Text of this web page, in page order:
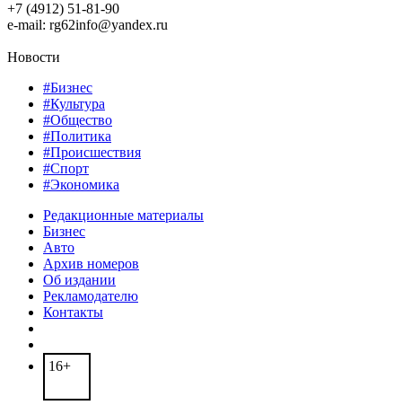
+7 (4912) 51-81-90
e-mail: rg62info@yandex.ru
Новости
#Бизнес
#Культура
#Общество
#Политика
#Происшествия
#Спорт
#Экономика
Редакционные материалы
Бизнес
Авто
Архив номеров
Об издании
Рекламодателю
Контакты
16+